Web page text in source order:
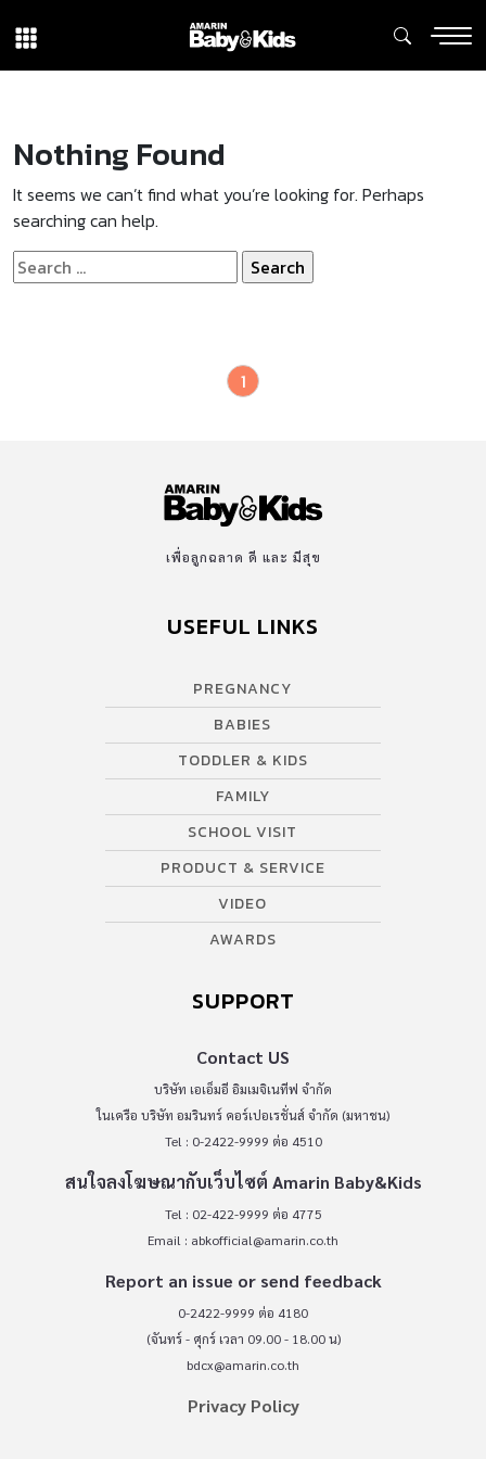
Nothing Found
It seems we can’t find what you’re looking for. Perhaps
searching can help.
Search
for:
1
เพื่อลูกฉลาด ดี และ มีสุข
USEFUL LINKS
PREGNANCY
BABIES
TODDLER & KIDS
FAMILY
SCHOOL VISIT
PRODUCT & SERVICE
VIDEO
AWARDS
SUPPORT
Contact US
บริษัท เอเอ็มอี อิมเมจิเนทีฟ จำกัด
ในเครือ บริษัท อมรินทร์ คอร์เปอเรชั่นส์ จำกัด (มหาชน)
Tel : 0-2422-9999 ต่อ 4510
สนใจลงโฆษณากับเว็บไซต์ Amarin Baby&Kids
Tel : 02-422-9999 ต่อ 4775
Email : abkofficial@amarin.co.th
Report an issue or send feedback
0-2422-9999 ต่อ 4180
(จันทร์ - ศุกร์ เวลา 09.00 - 18.00 น)
bdcx@amarin.co.th
Privacy Policy